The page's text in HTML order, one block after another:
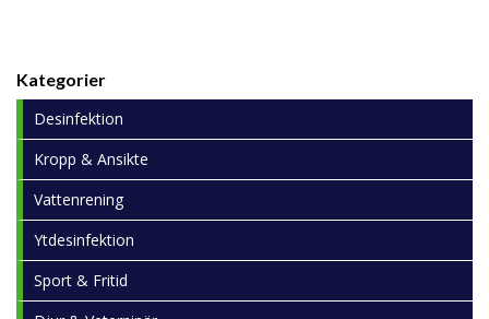
Kategorier
Desinfektion
Kropp & Ansikte
Vattenrening
Ytdesinfektion
Sport & Fritid